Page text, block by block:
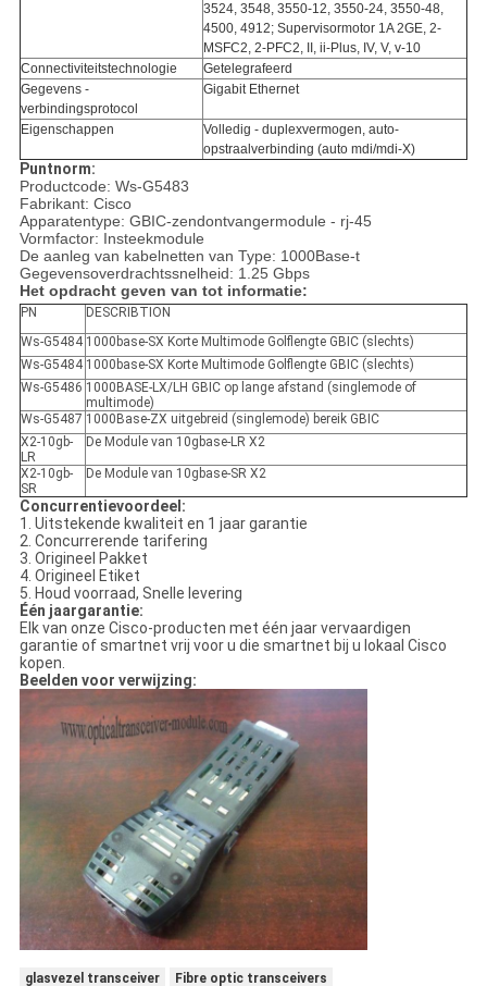
3524, 3548, 3550-12, 3550-24, 3550-48,
4500, 4912; Supervisormotor 1A 2GE, 2-
MSFC2, 2-PFC2, II, ii-Plus, IV, V, v-10
Connectiviteitstechnologie
Getelegrafeerd
Gegevens -
verbindingsprotocol
Gigabit Ethernet
Eigenschappen
Volledig - duplexvermogen, auto-
opstraalverbinding (auto mdi/mdi-X)
Puntnorm:
Productcode: Ws-G5483
Fabrikant: Cisco
Apparatentype: GBIC-zendontvangermodule - rj-45
Vormfactor: Insteekmodule
De aanleg van kabelnetten van Type: 1000Base-t
Gegevensoverdrachtssnelheid: 1.25 Gbps
Het opdracht geven van tot informatie:
PN
DESCRIBTION
Ws-G5484 1000base-SX Korte Multimode Golflengte GBIC (slechts)
Ws-G5484 1000base-SX Korte Multimode Golflengte GBIC (slechts)
Ws-G5486 1000BASE-LX/LH GBIC op lange afstand (singlemode of
multimode)
Ws-G5487 1000Base-ZX uitgebreid (singlemode) bereik GBIC
X2-10gb-
LR
De Module van 10gbase-LR X2
X2-10gb-
SR
De Module van 10gbase-SR X2
Concurrentievoordeel:
1. Uitstekende kwaliteit en 1 jaar garantie
2. Concurrerende tarifering
3. Origineel Pakket
4. Origineel Etiket
5. Houd voorraad, Snelle levering
Één jaargarantie:
Elk van onze Cisco-producten met één jaar vervaardigen
garantie of smartnet vrij voor u die smartnet bij u lokaal Cisco
kopen.
Beelden voor verwijzing:
glasvezel transceiver
Fibre optic transceivers